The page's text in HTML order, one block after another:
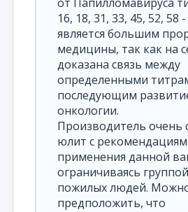
16, 18, 31, 33, 45, 52, 58
является большим
медицины, так как на
доказана связь между
определенными
последующим
онкологии.
Производитель очень
юлит с
применения данной
ограничиваясь
пожилых людей.
предположить, что